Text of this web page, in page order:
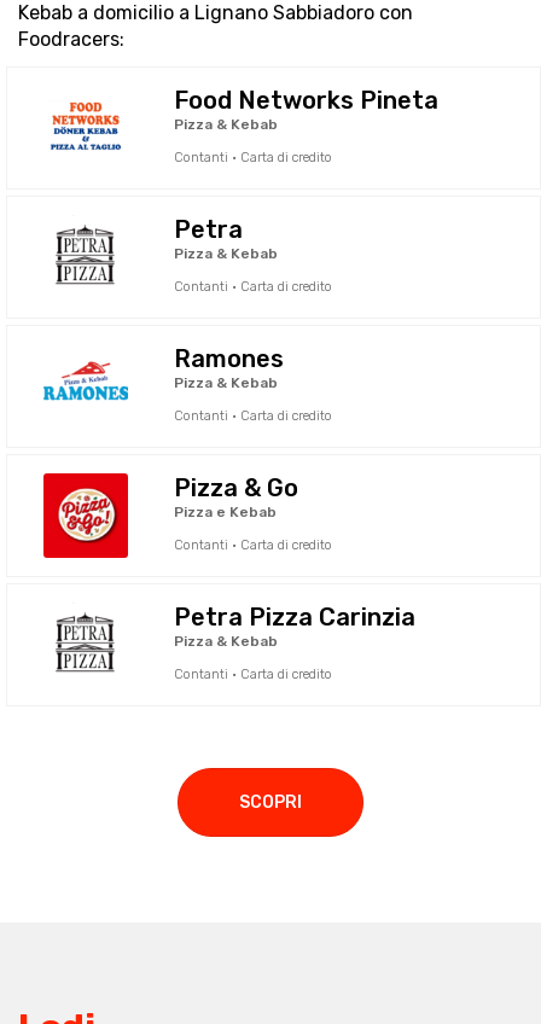
Kebab a domicilio a Lignano Sabbiadoro con
Foodracers:
Food Networks Pineta
Pizza & Kebab
Contanti · Carta di credito
Petra
Pizza & Kebab
Contanti · Carta di credito
Ramones
Pizza & Kebab
Contanti · Carta di credito
Pizza & Go
Pizza e Kebab
Contanti · Carta di credito
Petra Pizza Carinzia
Pizza & Kebab
Contanti · Carta di credito
SCOPRI